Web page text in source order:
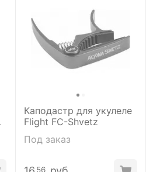
Каподастр для укулеле
Flight FC-Shvetz
Под заказ
56